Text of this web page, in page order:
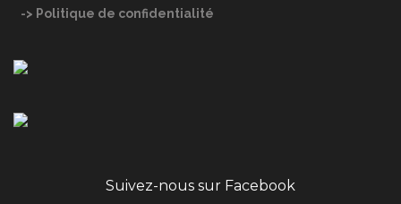
-> Politique de confidentialité
Suivez-nous sur Facebook